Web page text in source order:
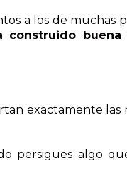
a los de muchas
construido
exactamente las
persigues algo